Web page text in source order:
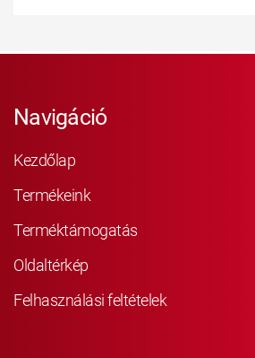
Navigáció
Kezdőlap
Termékeink
Terméktámogatás
Oldaltérkép
Felhasználási feltételek